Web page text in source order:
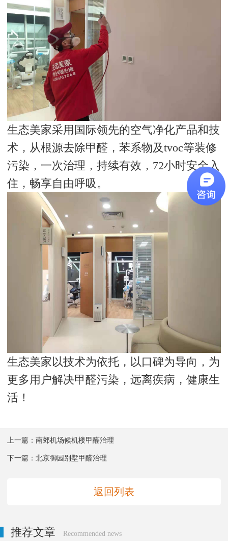
生态美家采用国际领先的空气净化产品和技
术，从根源去除甲醛，苯系物及tvoc等装修
污染，一次治理，持续有效，72小时安全入
住，畅享自由呼吸。
生态美家以技术为依托，以口碑为导向，为
更多用户解决甲醛污染，远离疾病，健康生
活！
上一篇： 南郊机场候机楼甲醛治理
下一篇： 北京御园别墅甲醛治理
返回列表
推荐文章 Recommended news